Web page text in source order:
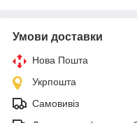
Умови доставки
Нова Пошта
Укрпошта
Самовивіз